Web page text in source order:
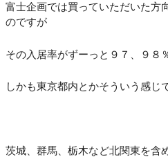
富士企画では買っていただいた方
のですが
その入居率がずーっと９７、９８
しかも東京都内とかそういう感じ
茨城、群馬、栃木など北関東を含